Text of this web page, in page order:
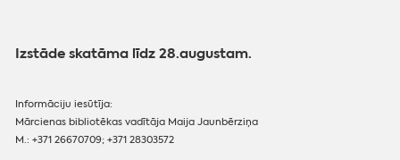
Izstāde skatāma līdz 28.augustam.
Informāciju iesūtīja:
Mārcienas bibliotēkas vadītāja Maija Jaunbērziņa
M.: +371 26670709; +371 28303572